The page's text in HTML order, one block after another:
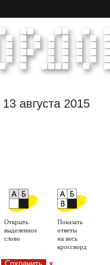
13 августа 2015
Открыть
выделенное
слово
Показать
ответы
на весь
кроссворд